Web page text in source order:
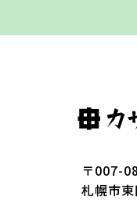
〒007-
札幌市